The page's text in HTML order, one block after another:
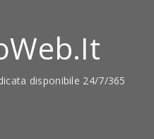
disponibile 24/7/365